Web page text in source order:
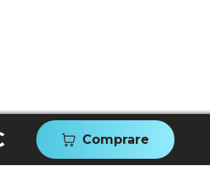
Comprare